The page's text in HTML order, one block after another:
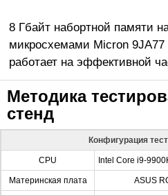
8 Гбайт набортной памяти
микросхемами Micron
работает на эффективной
Методика
стенд
Конфигурация
CPU Intel Core i9-
Материнская плата ASUS